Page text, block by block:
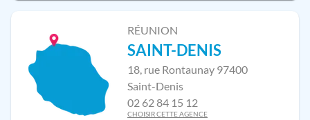
RÉUNION
SAINT-DENIS
18, rue Rontaunay 97400
Saint-Denis
02 62 84 15 12
CHOISIR CETTE AGENCE